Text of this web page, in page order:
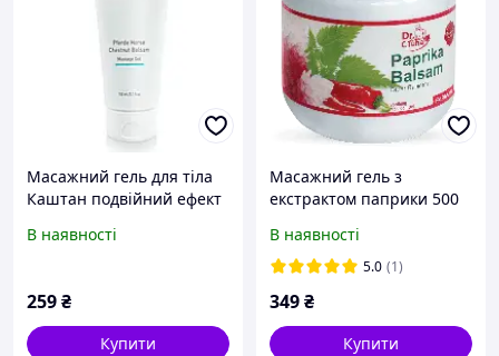
Масажний гель для тіла
Каштан подвійний ефект
Farmasi, 150 мл
В наявності
259₴
Купити
Масажний гель з
екстрактом паприки 500
В наявності
5.0 (1)
349₴
Купити